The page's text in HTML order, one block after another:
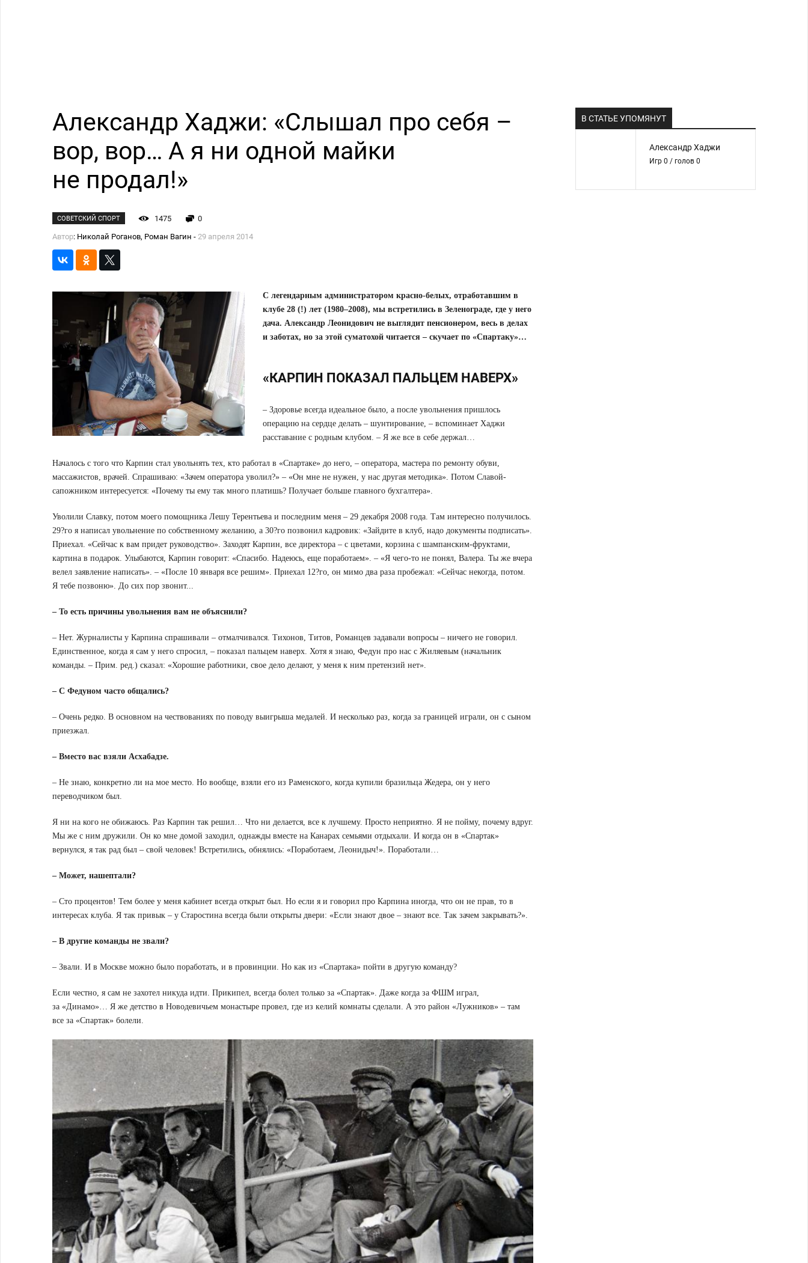
Александр Хаджи: «Слышал про себя –
вор, вор… А я ни одной майки
не продал!»
СОВЕТСКИЙ СПОРТ 1475
0
Автор: Николай Роганов, Роман Вагин - 29 апреля 2014
С легендарным администратором красно-белых, отработавшим в
клубе 28 (!) лет (1980–2008), мы встретились в Зеленограде, где у него
дача. Александр Леонидович не выглядит пенсионером, весь в делах
и заботах, но за этой суматохой читается – скучает по «Спартаку»…
«КАРПИН ПОКАЗАЛ ПАЛЬЦЕМ НАВЕРХ»
– Здоровье всегда идеальное было, а после увольнения пришлось
операцию на сердце делать – шунтирование, – вспоминает Хаджи
расставание с родным клубом. – Я же все в себе держал…
Началось с того что Карпин стал увольнять тех, кто работал в «Спартаке» до него, – оператора, мастера по ремонту обуви,
массажистов, врачей. Спрашиваю: «Зачем оператора уволил?» – «Он мне не нужен, у нас другая методика». Потом Славой-
сапожником интересуется: «Почему ты ему так много платишь? Получает больше главного бухгалтера».
Уволили Славку, потом моего помощника Лешу Терентьева и последним меня – 29 декабря 2008 года. Там интересно получилось.
29?го я написал увольнение по собственному желанию, а 30?го позвонил кадровик: «Зайдите в клуб, надо документы подписать».
Приехал. «Сейчас к вам придет руководство». Заходят Карпин, все директора – с цветами, корзина с шампанским-фруктами,
картина в подарок. Улыбаются, Карпин говорит: «Спасибо. Надеюсь, еще поработаем». – «Я чего-то не понял, Валера. Ты же вчера
велел заявление написать». – «После 10 января все решим». Приехал 12?го, он мимо два раза пробежал: «Сейчас некогда, потом.
Я тебе позвоню». До сих пор звонит...
– То есть причины увольнения вам не объяснили?
– Нет. Журналисты у Карпина спрашивали – отмалчивался. Тихонов, Титов, Романцев задавали вопросы – ничего не говорил.
Единственное, когда я сам у него спросил, – показал пальцем наверх. Хотя я знаю, Федун про нас с Жиляевым (начальник
команды. – Прим. ред.) сказал: «Хорошие работники, свое дело делают, у меня к ним претензий нет».
– С Федуном часто общались?
– Очень редко. В основном на чествованиях по поводу выигрыша медалей. И несколько раз, когда за границей играли, он с сыном
приезжал.
– Вместо вас взяли Асхабадзе.
– Не знаю, конкретно ли на мое место. Но вообще, взяли его из Раменского, когда купили бразильца Жедера, он у него
переводчиком был.
Я ни на кого не обижаюсь. Раз Карпин так решил… Что ни делается, все к лучшему. Просто неприятно. Я не пойму, почему вдруг.
Мы же с ним дружили. Он ко мне домой заходил, однажды вместе на Канарах семьями отдыхали. И когда он в «Спартак»
вернулся, я так рад был – свой человек! Встретились, обнялись: «Поработаем, Леонидыч!». Поработали…
– Может, нашептали?
– Сто процентов! Тем более у меня кабинет всегда открыт был. Но если я и говорил про Карпина иногда, что он не прав, то в
интересах клуба. Я так привык – у Старостина всегда были открыты двери: «Если знают двое – знают все. Так зачем закрывать?».
– В другие команды не звали?
– Звали. И в Москве можно было поработать, и в провинции. Но как из «Спартака» пойти в другую команду?
Если честно, я сам не захотел никуда идти. Прикипел, всегда болел только за «Спартак». Даже когда за ФШМ играл,
за «Динамо»… Я же детство в Новодевичьем монастыре провел, где из келий комнаты сделали. А это район «Лужников» – там
все за «Спартак» болели.
В СТАТЬЕ УПОМЯНУТ
Александр Хаджи
Игр 0 / голов 0